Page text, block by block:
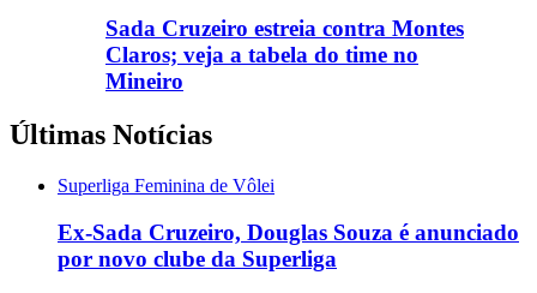
Sada Cruzeiro estreia contra Montes
Claros; veja a tabela do time no
Mineiro
Últimas Notícias
Superliga Feminina de Vôlei
Ex-Sada Cruzeiro, Douglas Souza é anunciado
por novo clube da Superliga